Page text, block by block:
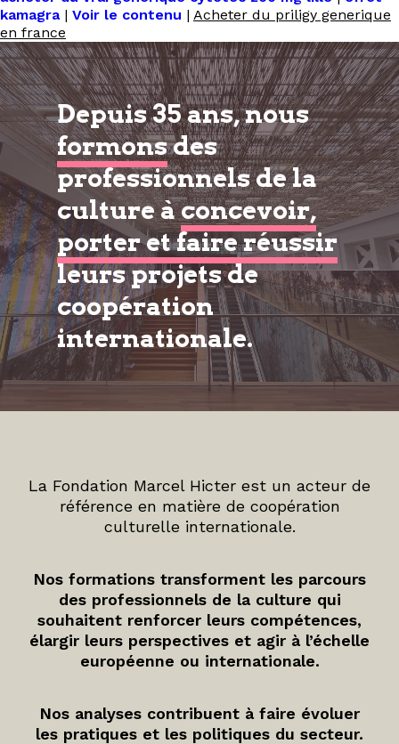
kamagra| Voir le contenu | Acheter du priligy generique
en france
Depuis 35 ans, nous
formonsdes
professionnels de la
culture àconcevoir,
porter et faire réussir
leurs projets de
coopération
internationale.
La Fondation Marcel Hicter est un acteur de
référence en matière de coopération
culturelle internationale.
Nos formations transforment les parcours
des professionnels de la culture qui
souhaitent renforcer leurs compétences,
élargir leurs perspectives et agir à l’échelle
européenne ou internationale.
Nos analyses contribuent à faire évoluer
les pratiques et les politiques du secteur.